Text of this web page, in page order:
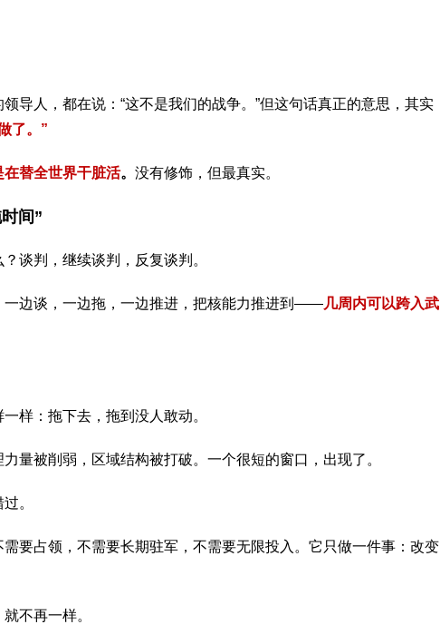
领导人，都在说：“这不是我们的战争。”但这句话真正的意思，其实
了。”
在替全世界干脏活。 没有修饰，但最真实。
间”
谈判，继续谈判，反复谈判。
一边谈，一边拖，一边推进，把核能力推进到——几周内可以跨入武
一样：拖下去，拖到没人敢动。
量被削弱，区域结构被打破。一个很短的窗口，出现了。
。
要占领，不需要长期驻军，不需要无限投入。它只做一件事：改变
不再一样。